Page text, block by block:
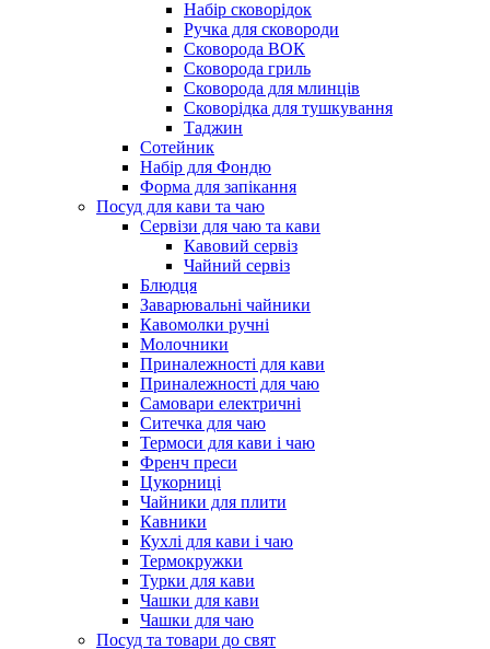
Набір сковорідок
Ручка для сковороди
Сковорода ВОК
Сковорода гриль
Сковорода для млинців
Сковорідка для тушкування
Таджин
Сотейник
Набір для Фондю
Форма для запікання
Посуд для кави та чаю
Сервізи для чаю та кави
Кавовий сервіз
Чайний сервіз
Блюдця
Заварювальні чайники
Кавомолки ручні
Молочники
Приналежності для кави
Приналежності для чаю
Самовари електричні
Ситечка для чаю
Термоси для кави і чаю
Френч преси
Цукорниці
Чайники для плити
Кавники
Кухлі для кави і чаю
Термокружки
Турки для кави
Чашки для кави
Чашки для чаю
Посуд та товари до свят